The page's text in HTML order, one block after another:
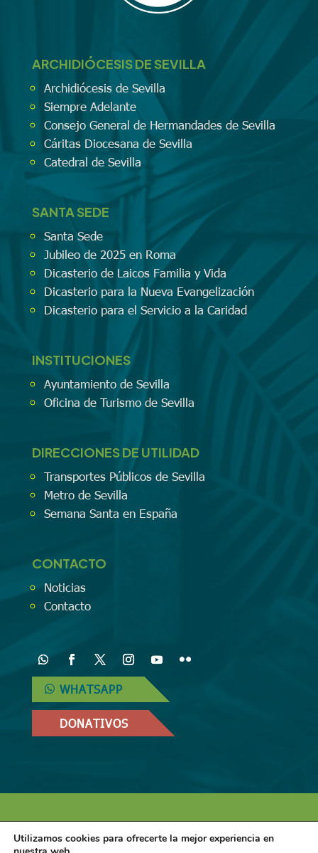
ARCHIDIÓCESIS DE SEVILLA
Archidiócesis de Sevilla
Siempre Adelante
Consejo General de Hermandades de Sevilla
Cáritas Diocesana de Sevilla
Catedral de Sevilla
SANTA SEDE
Santa Sede
Jubileo de 2025 en Roma
Dicasterio de Laicos Familia y Vida
Dicasterio para la Nueva Evangelización
Dicasterio para el Servicio a la Caridad
INSTITUCIONES
Ayuntamiento de Sevilla
Oficina de Turismo de Sevilla
DIRECCIONES DE UTILIDAD
Transportes Públicos de Sevilla
Metro de Sevilla
Semana Santa en España
CONTACTO
Noticias
Contacto
WHATSAPP
DONATIVOS
Diseñado poriNova Cloud. Una empresa
deGrupo Inova 2024© Todos los derechos
Utilizamos cookies para ofrecerte la mejor experiencia en